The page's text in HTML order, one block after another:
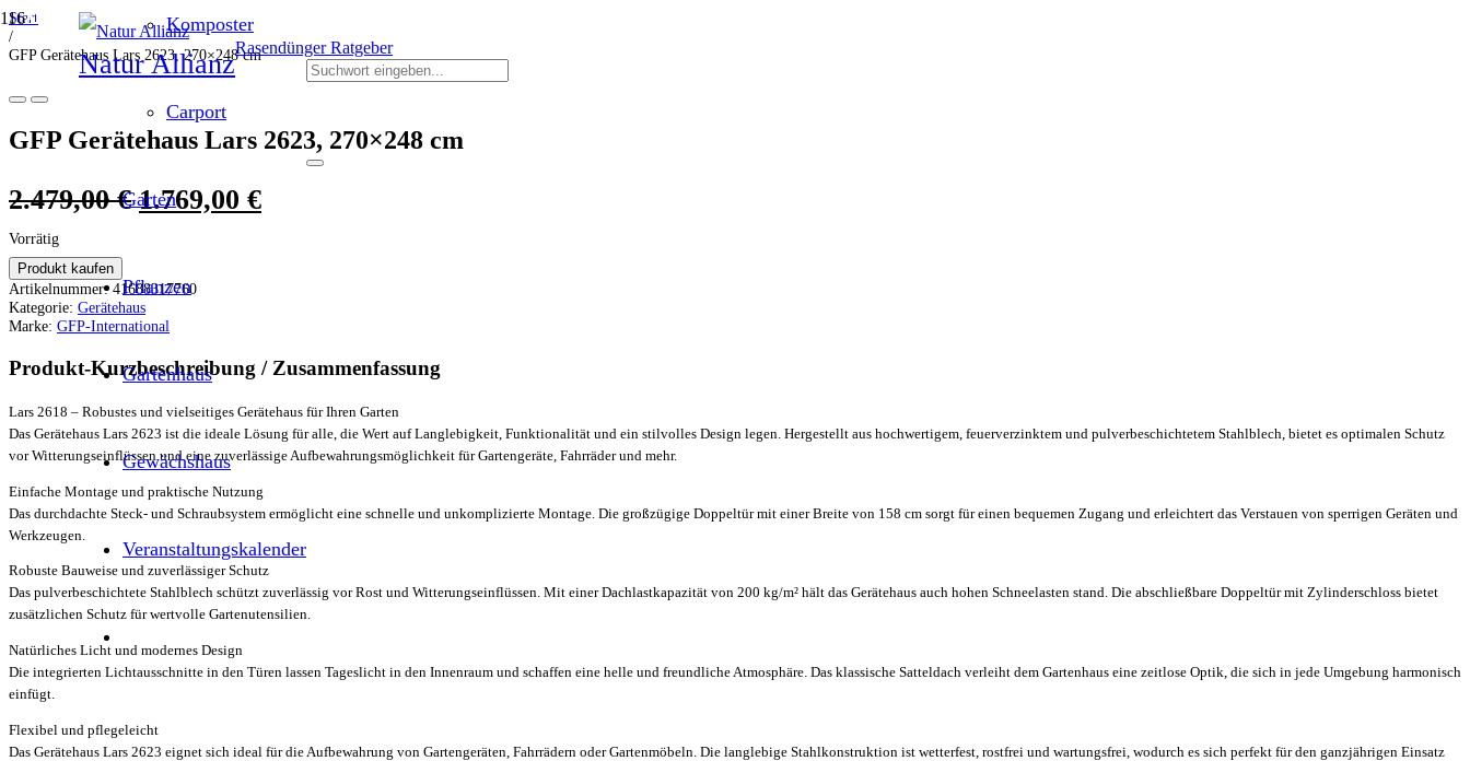
Natur Allianz
Rasendünger Ratgeber
Komposter
Carport
Garten
Pflanzen
Gartenhaus
Gewächshaus
Veranstaltungskalender
Start
/
GFP Gerätehaus Lars 2623, 270×248 cm
GFP Gerätehaus Lars 2623, 270×248 cm
2.479,00€ Ursprünglicher
2.479,00 €
1.769,00 €Aktueller
Vorrätig
Produkt kaufen
Artikelnummer:41688317760
Kategorie: Gerätehaus
Marke: GFP-International
Produkt-Kurzbeschreibung / Zusammenfassung
Lars 2618 – Robustes und vielseitiges Gerätehaus für Ihren Garten
Das Gerätehaus Lars 2623 ist die ideale Lösung für alle, die Wert auf Langlebigkeit, Funktionalität und ein stilvolles Design legen. Hergestellt aus hochwertigem, feuerverzinktem und pulverbeschichtetem Stahlblech, bietet es optimalen Schutz
vor Witterungseinflüssen und eine zuverlässige Aufbewahrungsmöglichkeit für Gartengeräte, Fahrräder und mehr.
Einfache Montage und praktische Nutzung
Das durchdachte Steck- und Schraubsystem ermöglicht eine schnelle und unkomplizierte Montage. Die großzügige Doppeltür mit einer Breite von 158 cm sorgt für einen bequemen Zugang und erleichtert das Verstauen von sperrigen Geräten und
Werkzeugen.
Robuste Bauweise und zuverlässiger Schutz
Das pulverbeschichtete Stahlblech schützt zuverlässig vor Rost und Witterungseinflüssen. Mit einer Dachlastkapazität von 200 kg/m² hält das Gerätehaus auch hohen Schneelasten stand. Die abschließbare Doppeltür mit Zylinderschloss bietet
zusätzlichen Schutz für wertvolle Gartenutensilien.
Natürliches Licht und modernes Design
Die integrierten Lichtausschnitte in den Türen lassen Tageslicht in den Innenraum und schaffen eine helle und freundliche Atmosphäre. Das klassische Satteldach verleiht dem Gartenhaus eine zeitlose Optik, die sich in jede Umgebung harmonisch
einfügt.
Flexibel und pflegeleicht
Das Gerätehaus Lars 2623 eignet sich ideal für die Aufbewahrung von Gartengeräten, Fahrrädern oder Gartenmöbeln. Die langlebige Stahlkonstruktion ist wetterfest, rostfrei und wartungsfrei, wodurch es sich perfekt für den ganzjährigen Einsatz
ANGEBOT!
ANGEBOT!
ANGEBOT!
ANGEBOT!
ANGEBOT!
ANGEBOT!